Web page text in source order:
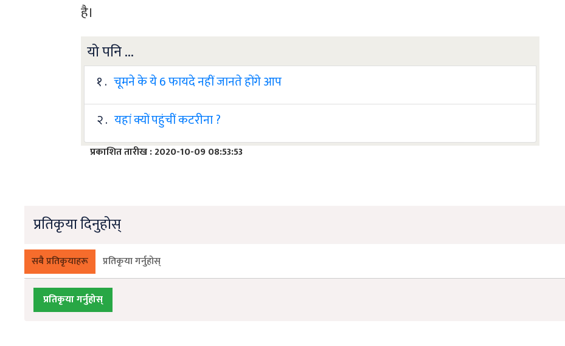
है।
यो पनि ...
१ . चूमने के ये 6 फायदे नहीं जानते होंगे आप
२ . यहां क्यों पहुंचीं कटरीना ?
प्रकाशित तारीख : 2020-10-09 08:53:53
प्रतिकृया दिनुहोस्
सबै प्रतिकृयाहरू प्रतिकृया गर्नुहोस्
प्रतिकृया गर्नुहोस्